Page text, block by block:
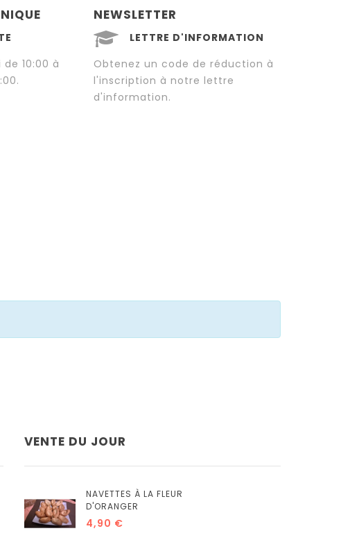
10:00 à
NEWSLETTER
LETTRE D'INFORMATION
Obtenez un code de réduction à
l'inscription à notre lettre
d'information.
VENTE DU JOUR
NAVETTES À LA FLEUR
D'ORANGER
4,90 €